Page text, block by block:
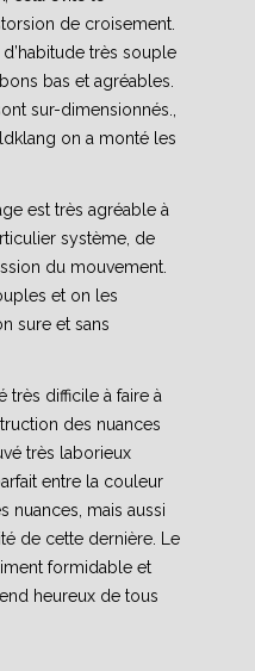
de croisement.
très souple
bas et agréables.
sur-dimensionnés.,
on a monté les
est très agréable à
système, de
du mouvement.
et on les
sure et sans
très difficile à faire à
des nuances
très laborieux
entre la couleur
nuances, mais aussi
de cette dernière. Le
formidable et
heureux de tous